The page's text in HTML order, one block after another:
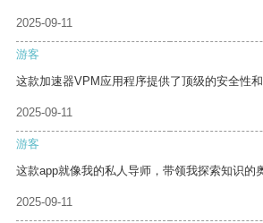
2025-09-11
游客
这款加速器VPM应用程序提供了顶级的安全性和
2025-09-11
游客
这款app就像我的私人导师，带领我探索知识的
2025-09-11